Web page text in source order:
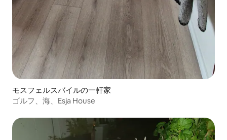
モスフェルスバイルの一軒家
ゴルフ、海、Esja House